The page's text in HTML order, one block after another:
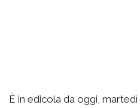
È in edicola da oggi, martedì